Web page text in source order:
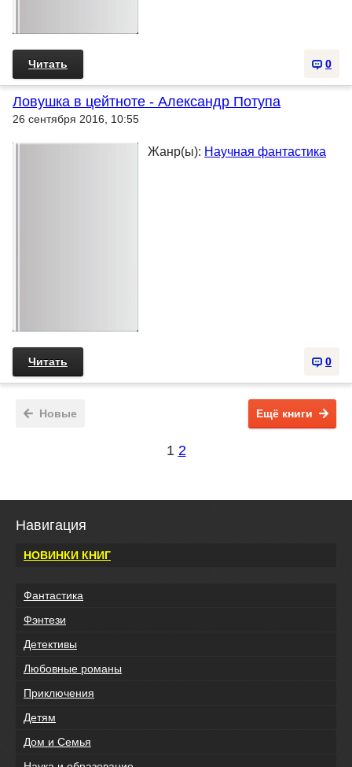
0
Читать
Ловушка в цейтноте - Александр Потупа
26 сентября 2016, 10:55
Жанр(ы): Научная фантастика
0
Читать
Новые Ещё книги
1 2
Навигация
НОВИНКИ КНИГ
Фантастика
Фэнтези
Детективы
Любовные романы
Приключения
Детям
Дом и Семья